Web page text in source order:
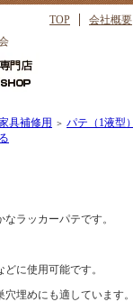
TOP 会社概要
具補修用 ＞ パテ（1液型）
なラッカーパテです。
どに使用可能です。
穴埋めにも適しています。